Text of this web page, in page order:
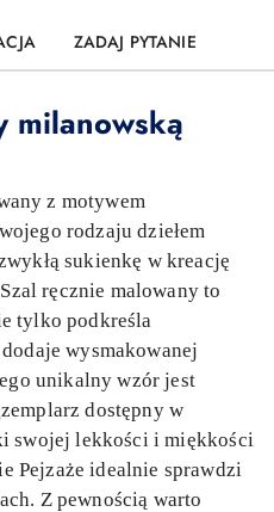
ZADAJ PYTANIE
milanowską
z motywem
rodzaju dziełem
sukienkę w kreację
ręcznie malowany to
tylko podkreśla
wysmakowanej
unikalny wzór jest
dostępny w
swojej lekkości i miękkości
Pejzaże idealnie sprawdzi
Z pewnością warto